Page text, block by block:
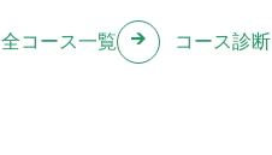
全コース一覧 コース診断